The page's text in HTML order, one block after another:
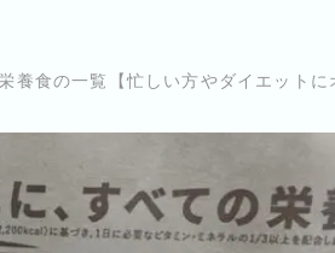
養食の一覧【忙しい方やダイエットに